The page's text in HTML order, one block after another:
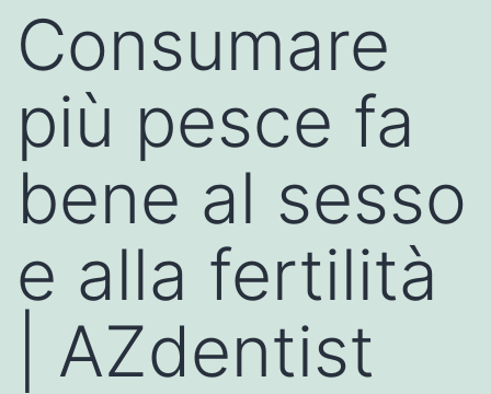
Consumare
più pesce fa
bene al sesso
e alla fertilità
| AZdentist